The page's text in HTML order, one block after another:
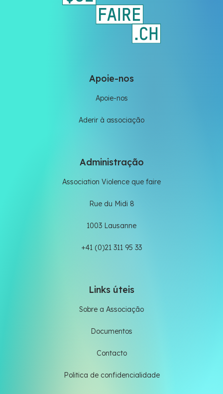
Apoie-nos
Apoie-nos
Aderir à associação
Administração
Association Violence que faire
Rue du Midi 8
1003 Lausanne
+41 (0)21 311 95 33
Links úteis
Sobre a Associação
Documentos
Contacto
Politica de confidencialidade